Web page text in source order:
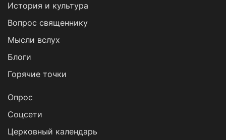
История и культура
Вопрос священнику
Мысли вслух
Блоги
Горячие точки
Опрос
Cоцсети
Церковный календарь